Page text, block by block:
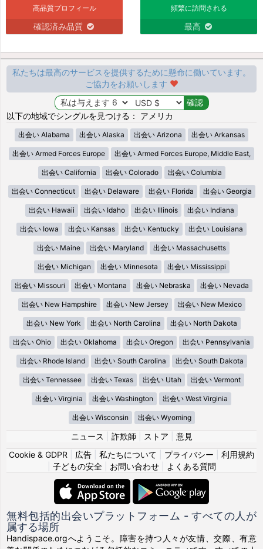
高品質プロフィール
確認済み品質
頻繁に訪問される
最高
私たちは最高のサービスを提供するために懸命に働いています。
ご協力をお願いします
以下の地域でシングルを見つける： アメリカ
出会い Alabama 出会い Alaska 出会い Arizona 出会い Arkansas
出会い Armed Forces Europe 出会い Armed Forces Europe, Middle East,
出会い California 出会い Colorado 出会い Columbia
出会い Connecticut 出会い Delaware 出会い Florida 出会い Georgia
出会い Hawaii 出会い Idaho 出会い Illinois 出会い Indiana
出会い Iowa 出会い Kansas 出会い Kentucky 出会い Louisiana
出会い Maine 出会い Maryland 出会い Massachusetts
出会い Michigan 出会い Minnesota 出会い Mississippi
出会い Missouri 出会い Montana 出会い Nebraska 出会い Nevada
出会い New Hampshire 出会い New Jersey 出会い New Mexico
出会い New York 出会い North Carolina 出会い North Dakota
出会い Ohio 出会い Oklahoma 出会い Oregon 出会い Pennsylvania
出会い Rhode Island 出会い South Carolina 出会い South Dakota
出会い Tennessee 出会い Texas 出会い Utah 出会い Vermont
出会い Virginia 出会い Washington 出会い West Virginia
出会い Wisconsin 出会い Wyoming
ニュース 詐欺師 ストア
意見
Cookie & GDPR
広告 私たちについて プライバシー
利用規約
子どもの安全| お問い合わせ| よくある質問
無料包括的出会いプラットフォーム - すべての人が
属する場所
Handispace.orgへようこそ。障害を持つ人々が友情、交際、有意